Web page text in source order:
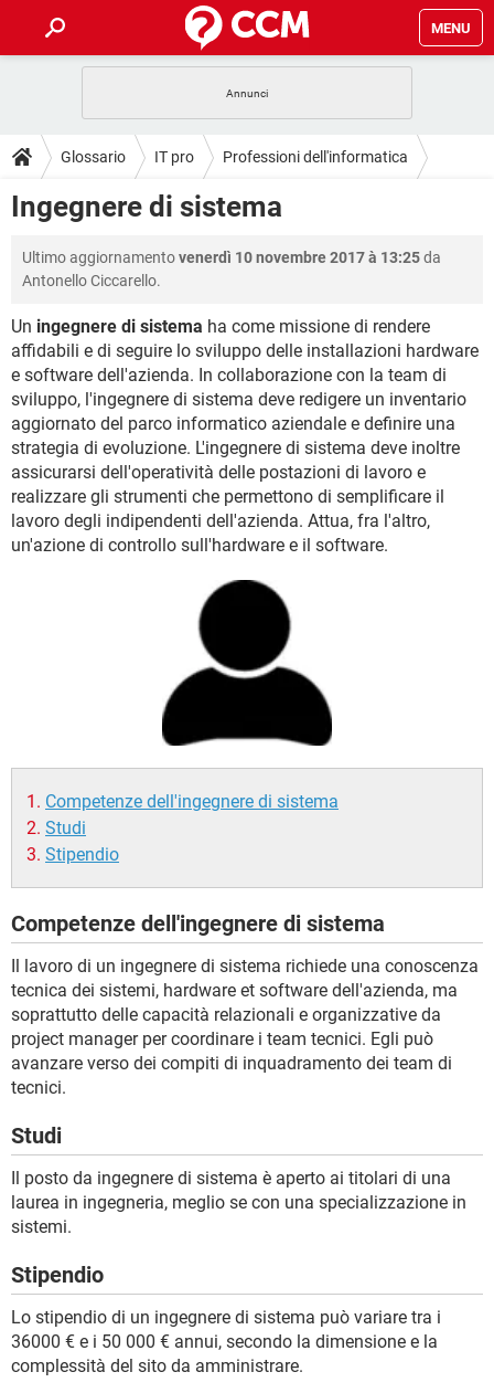
MENU
INTRATTENIMENTO ANDROID
iOS WINDOWS 10
TIKTOK
GUIDE
COVID-19
INTRATTENIMENTO ANDROID
iOS WINDOWS 10
TIKTOK FACEBOOK
HARDWARE
DOWNLOAD
INTRATTENIMENTO
INSTAGRAM WHATSAPP
TIKTOK FACEBOOK
HARDWARE
FORUM
INTRATTENIMENTO ANDROID
iOS WINDOWS 10
INSTAGRAM WHATSAPP
TIKTOK FACEBOOK
HARDWARE
COVID-19 GAMING
INTRATTENIMENTO ANDROID
iOS WINDOWS 10
INSTAGRAM WHATSAPP
TIKTOK FACEBOOK
HARDWARE
Glossario IT pro Professioni dell'informatica
Ingegnere di sistema
Ultimo aggiornamentovenerdì 10 novembre 2017 à 13:25da
Antonello Ciccarello.
Un ingegnere di sistema ha come missione di rendere
affidabili e di seguire lo sviluppo delle installazioni hardware
e software dell'azienda. In collaborazione con la team di
sviluppo, l'ingegnere di sistema deve redigere un inventario
aggiornato del parco informatico aziendale e definire una
strategia di evoluzione. L'ingegnere di sistema deve inoltre
assicurarsi dell'operatività delle postazioni di lavoro e
realizzare gli strumenti che permettono di semplificare il
lavoro degli indipendenti dell'azienda. Attua, fra l'altro,
un'azione di controllo sull'hardware e il software.
Competenze dell'ingegnere di sistema
Studi
Stipendio
Competenze dell'ingegnere di sistema
Il lavoro di un ingegnere di sistema richiede una conoscenza
tecnica dei sistemi, hardware et software dell'azienda, ma
soprattutto delle capacità relazionali e organizzative da
project manager per coordinare i team tecnici. Egli può
avanzare verso dei compiti di inquadramento dei team di
tecnici.
Studi
Il posto da ingegnere di sistema è aperto ai titolari di una
laurea in ingegneria, meglio se con una specializzazione in
sistemi.
Stipendio
Lo stipendio di un ingegnere di sistema può variare tra i
36000 € e i 50 000 € annui, secondo la dimensione e la
complessità del sito da amministrare.